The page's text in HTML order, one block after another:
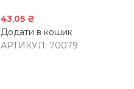
43,05 ₴
Додати в кошик
АРТИКУЛ: 70079